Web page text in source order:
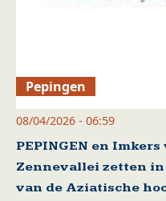
Pepingen
08/04/2026 - 06:59
PEPINGEN en
Zennevallei zetten
van de Aziatische